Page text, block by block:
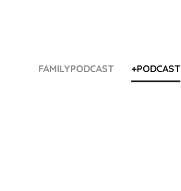
FAMILYPODCAST +PODCAST